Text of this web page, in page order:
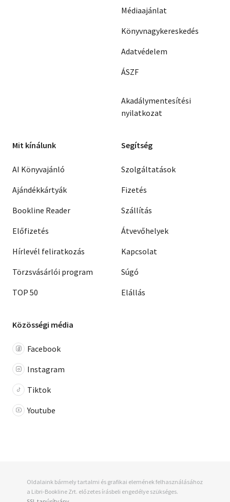
Médiaajánlat
Könyvnagykereskedés
Adatvédelem
ÁSZF
Akadálymentesítési
nyilatkozat
Mit kínálunk
AI Könyvajánló
Ajándékkártyák
Bookline Reader
Előfizetés
Hírlevél feliratkozás
Törzsvásárlói program
TOP 50
Segítség
Szolgáltatások
Fizetés
Szállítás
Átvevőhelyek
Kapcsolat
Súgó
Elállás
Közösségi média
Facebook
Instagram
Tiktok
Youtube
Oldalaink bármely tartalmi és grafikai elemének felhasználásához
a Libri-Bookline Zrt. előzetes írásbeli engedélye szükséges.